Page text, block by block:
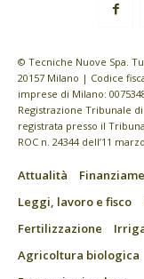
© Tecniche Nuove Spa.
20157 Milano | Codice
imprese di Milano:
Registrazione Tribunale
registrata presso il
ROC n. 24344 dell’11
Attualità
Leggi, lavoro e fisco
Fertilizzazione
Agricoltura biologica